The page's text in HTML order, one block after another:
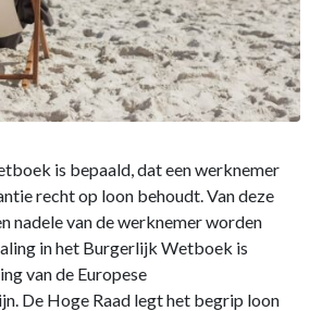
is bepaald, dat een werknemer
recht op loon behoudt. Van deze
nadele van de werknemer worden
in het Burgerlijk Wetboek is
van de Europese
De Hoge Raad legt het begrip loon